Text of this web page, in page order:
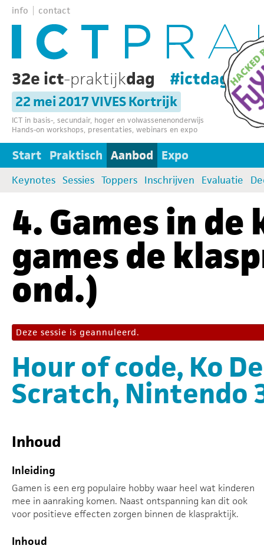
info contact
32e ict-praktijkdag #ictdag32
22 mei 2017 VIVES Kortrijk
ICT in basis-, secundair, hoger en volwassenenonderwijs
Hands-on workshops, presentaties, webinars en expo
Start Praktisch Aanbod Expo
Keynotes Sessies Toppers Inschrijven Evaluatie
4. Games in
games de
ond.)
Deze sessie is geannuleerd.
Hour of code, Ko
Scratch, Nintendo
Inhoud
Inleiding
Gamen is een erg populaire hobby waar heel wat kinderen
mee in aanraking komen. Naast ontspanning kan dit ook
voor positieve effecten zorgen binnen de klaspraktijk.
Inhoud